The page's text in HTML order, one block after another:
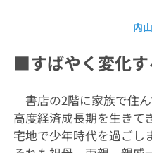
内
■すばやく変化
書店の2階に家族で住ん
高度経済成長期を生きて
宅地で少年時代を過ごし